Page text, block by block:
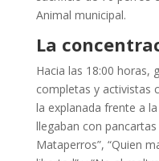
Animal municipal.
La
Hacia las 18:00 horas,
completas y activistas
la explanada frente a
llegaban con
Mataperros”, “Quien